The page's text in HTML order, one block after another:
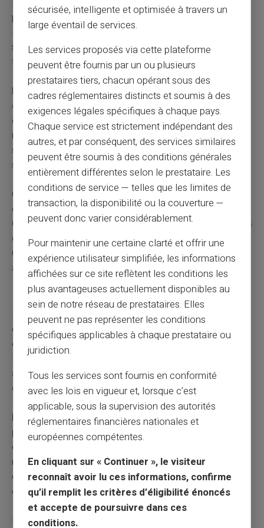
Mettez de côté 20 ou 50 euros par mois selon vos
possibilités. Cette réserve vous évitera de nouveaux
incidents en cas de dépense imprévue. Un matelas de
sécurité de 500 euros peut transformer votre gestion
financière.
Respectez scrupuleusement tous vos engagements
de paiement. Payez vos factures à temps sans
exception pendant toute la durée de votre fichage. Cette
rigueur démontre votre capacité à gérer votre budget
sainement. Vous préparez votre futur retour dans le
système bancaire classique.
Consultez les associations d'aide aux personnes en
difficulté financière. Des structures comme les Points
Conseil Budget offrent un accompagnement gratuit. Des
conseillers vous aident à négocier avec vos créanciers.
Ces professionnels connaissent toutes les solutions
adaptées à votre situation.
Les erreurs à éviter absolument
Ne multipliez pas les demandes d'ouverture de compte
dans différentes banques. Ces refus successifs
compliquent votre situation sans apporter de solution.
Privilégiez directement la procédure de droit au compte
auprès de la Banque de France. Cette démarche vous
garantit l'obtention d'un compte bancaire.
N'utilisez jamais le compte bancaire d'un proche
pour contourner votre interdiction.
expose la personne qui vous prête son compte à des
risques juridiques. Elle pourrait être tenue responsable
de vos transactions sur son compte. Vous risquez
également de détériorer vos relations personnelles.
Évitez les offres de "levée d'interdit bancaire" proposées
sécurisée, intelligente et optimisée à travers un
large éventail de services.
Les services proposés via cette plateforme
peuvent être fournis par un ou plusieurs
prestataires tiers, chacun opérant sous des
cadres réglementaires distincts et soumis à des
exigences légales spécifiques à chaque pays.
Chaque service est strictement indépendant des
autres, et par conséquent, des services similaires
peuvent être soumis à des conditions générales
entièrement différentes selon le prestataire. Les
conditions de service — telles que les limites de
transaction, la disponibilité ou la couverture —
peuvent donc varier considérablement.
Pour maintenir une certaine clarté et offrir une
expérience utilisateur simplifiée, les informations
affichées sur ce site reflètent les conditions les
plus avantageuses actuellement disponibles au
sein de notre réseau de prestataires. Elles
peuvent ne pas représenter les conditions
spécifiques applicables à chaque prestataire ou
juridiction.
Tous les services sont fournis en conformité
avec les lois en vigueur et, lorsque c’est
applicable, sous la supervision des autorités
réglementaires financières nationales et
européennes compétentes.
En cliquant sur « Continuer », le visiteur
reconnaît avoir lu ces informations, confirme
qu’il remplit les critères d’éligibilité énoncés
et accepte de poursuivre dans ces
conditions.